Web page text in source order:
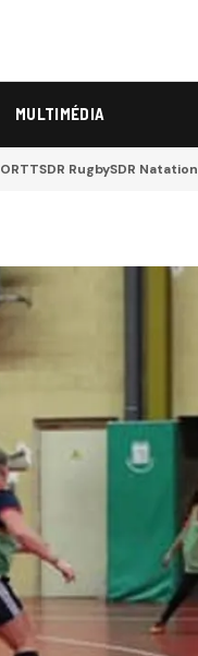
MULTIMÉDIA
ORTTSDR RugbySDR Natation